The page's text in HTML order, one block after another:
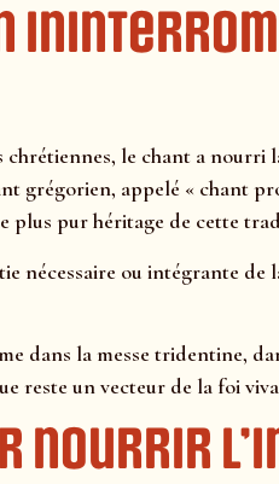
chrétiennes, le chant a
grégorien, appelé « chant
plus pur héritage de cette
nécessaire ou intégrante
dans la messe tridentine,
reste un vecteur de la foi
nourrir